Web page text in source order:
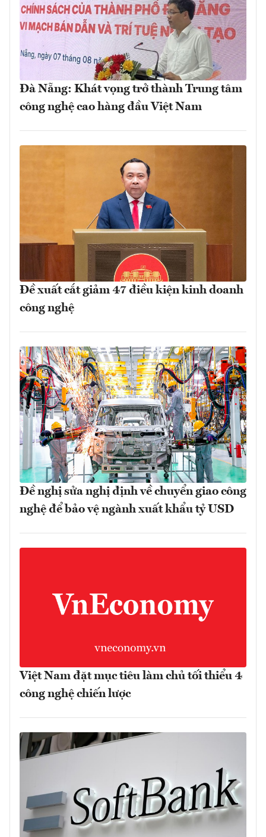
Đà Nẵng: Khát vọng trở thành Trung tâm
công nghệ cao hàng đầu Việt Nam
Đề xuất cắt giảm 47 điều kiện kinh doanh
công nghệ
Đề nghị sửa nghị định về chuyển giao công
nghệ để bảo vệ ngành xuất khẩu tỷ USD
Việt Nam đặt mục tiêu làm chủ tối thiểu 4
công nghệ chiến lược